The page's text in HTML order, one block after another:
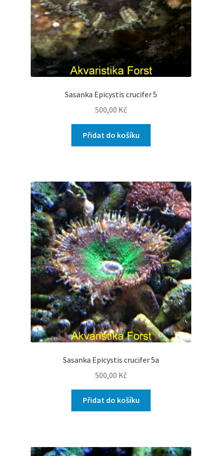
Sasanka Epicystis crucifer 5
500,00 Kč
Přidat do košíku
Sasanka Epicystis crucifer 5a
500,00 Kč
Přidat do košíku